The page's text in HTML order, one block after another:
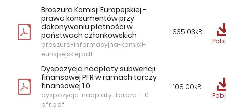
Broszura Komisji Europejskiej -
prawa konsumentów przy
dokonywaniu płatności w
państwach członkowskich
broszura-informacyjna-komisji-
europejskiej.pdf
335.03kB
Dyspozycja nadpłaty subwencji
finansowej PFR w ramach tarczy
finansowej 1.0
dyspozycja-nadplaty-tarcza-1-0-
pfr.pdf
108.00kB